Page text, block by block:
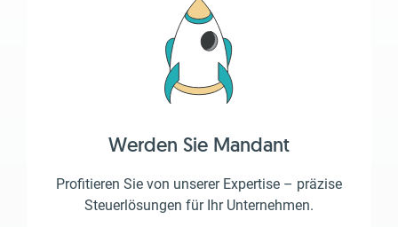
Werden Sie Mandant
Profitieren Sie von unserer Expertise – präzise
Steuerlösungen für Ihr Unternehmen.